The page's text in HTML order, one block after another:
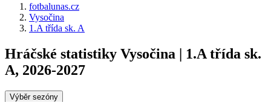
fotbalunas.cz
Vysočina
1.A třída sk. A
Hráčské statistiky Vysočina | 1.A třída sk.
A, 2026-2027
Výběr sezóny